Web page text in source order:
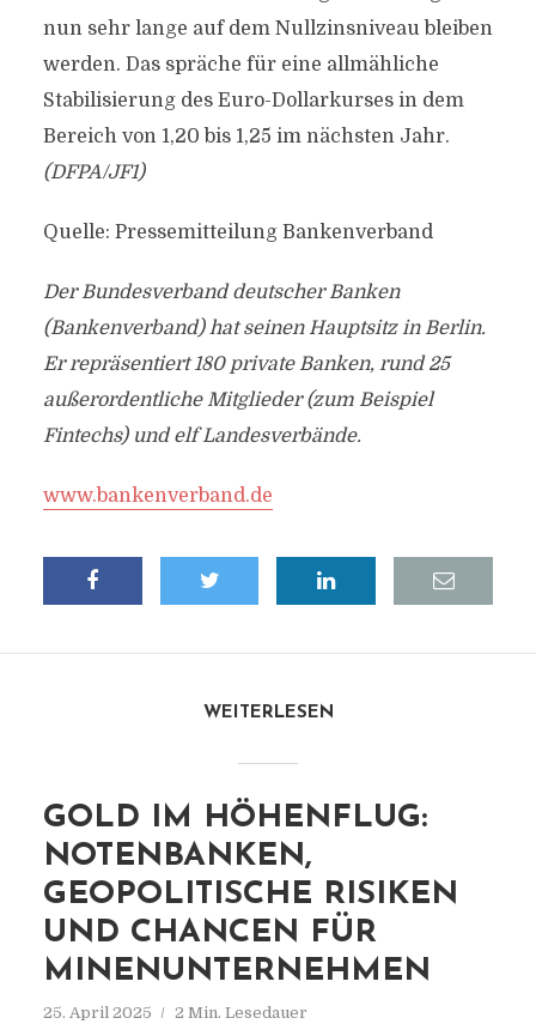
nun sehr lange auf dem Nullzinsniveau bleiben
werden. Das spräche für eine allmähliche
Stabilisierung des Euro-Dollarkurses in dem
Bereich von 1,20 bis 1,25 im nächsten Jahr.
(DFPA/JF1)
Quelle: Pressemitteilung Bankenverband
Der Bundesverband deutscher Banken
(Bankenverband) hat seinen Hauptsitz in Berlin.
Er repräsentiert 180 private Banken, rund 25
außerordentliche Mitglieder (zum Beispiel
Fintechs) und elf Landesverbände.
www.bankenverband.de
WEITERLESEN
GOLD IM HÖHENFLUG:
NOTENBANKEN,
GEOPOLITISCHE RISIKEN
UND CHANCEN FÜR
MINENUNTERNEHMEN
25. April 2025 2 Min. Lesedauer